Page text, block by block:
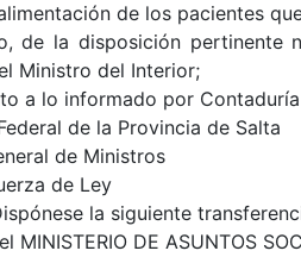
de los pacientes
de la disposición pertinente
Ministro del Interior;
a lo informado por Contaduría
de la Provincia de Salta
de Ministros
de Ley
la siguiente
MINISTERIO DE ASUNTOS